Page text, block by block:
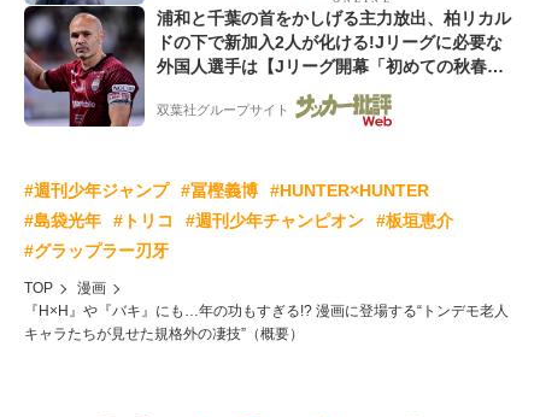
浦和と千葉の首をかしげる主力放出、柏リカル
ドの下で新加入2人が化ける!Jリーグに必要な
外国人選手は【Jリーグ開幕「初めての秋春
双葉社グループサイト
#週刊少年ジャンプ #冨樫義博
#HUNTER×HUNTER
#島袋光年
#トリコ #週刊少年チャンピオン
#板垣恵介
#グラップラー刃牙
TOP
漫画
『H×H』や『バキ』にも…年の功もすぎる!? 漫画に登場する“トンデモ老人
キャラたちが見せた規格外の凄技”（概要）